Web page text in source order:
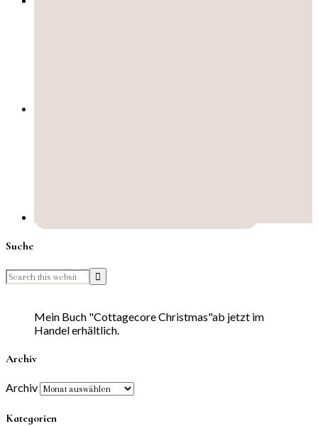
Suche
Mein Buch "Cottagecore Christmas"ab jetzt im
Handel erhältlich.
Archiv
Archiv
Kategorien